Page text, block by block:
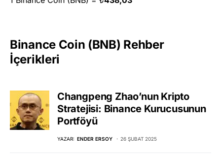
Binance Coin (BNB) Rehber
İçerikleri
Changpeng Zhao’nun Kripto
Stratejisi: Binance Kurucusunun
Portföyü
YAZAR: ENDER ERSOY 26 ŞUBAT 2025